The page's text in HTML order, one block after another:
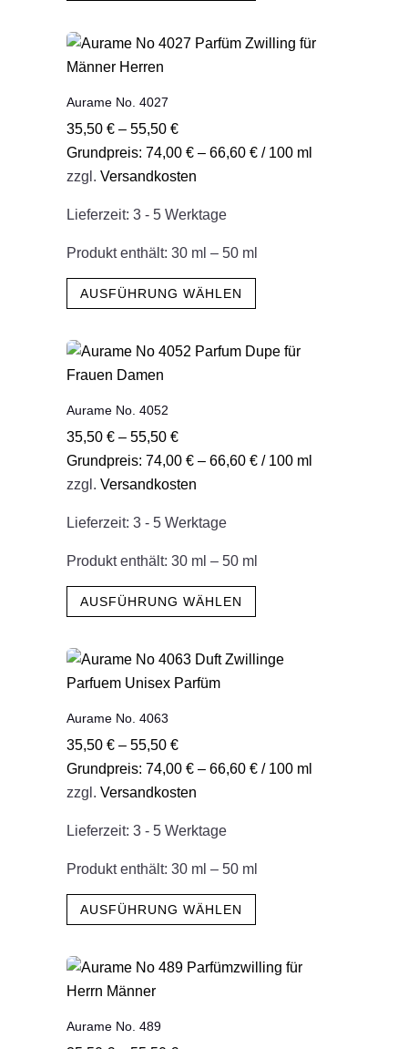
mehrere
können
gewählt
werden
Aurame No. 4027
35,50€ –55,50€
Grundpreis:74,00€ –66,60€ / 100 ml
zzgl.Versandkosten
Lieferzeit:3 - 5 Werktage
Produkt enthält: 30 ml – 50 ml
AUSFÜHRUNG WÄHLEN
Dieses
mehrere
können
gewählt
werden
Aurame No. 4052
35,50€ –55,50€
Grundpreis:74,00€ –66,60€ / 100 ml
zzgl.Versandkosten
Lieferzeit:3 - 5 Werktage
Produkt enthält: 30 ml – 50 ml
AUSFÜHRUNG WÄHLEN
Dieses
mehrere
können
gewählt
werden
Aurame No. 4063
35,50€ –55,50€
Grundpreis:74,00€ –66,60€ / 100 ml
zzgl.Versandkosten
Lieferzeit:3 - 5 Werktage
Produkt enthält: 30 ml – 50 ml
AUSFÜHRUNG WÄHLEN
Dieses
mehrere
Aurame No. 489